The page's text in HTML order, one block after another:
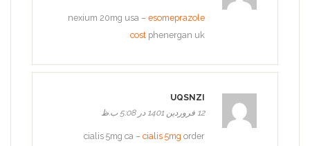
nexium 20mg usa – esomeprazole
cost phenergan uk
UQSNZI
12 فروردین 1401 در 5:08 ب.ظ
cialis 5mg ca – cialis 5mg order